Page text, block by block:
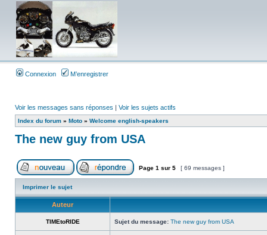
Connexion M’enregistrer
Voir les messages sans réponses | Voir les sujets actifs
Index du forum » Moto » Welcome english-speakers
The new guy from USA
Page 1 sur 5 [ 69 messages ]
Imprimer le sujet
Auteur
TIMEtoRIDE Sujet du message: The new guy from USA